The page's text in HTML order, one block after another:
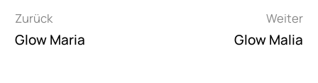
Beitragsnavigation
Zurück
Glow Maria
Weiter
Glow Malia